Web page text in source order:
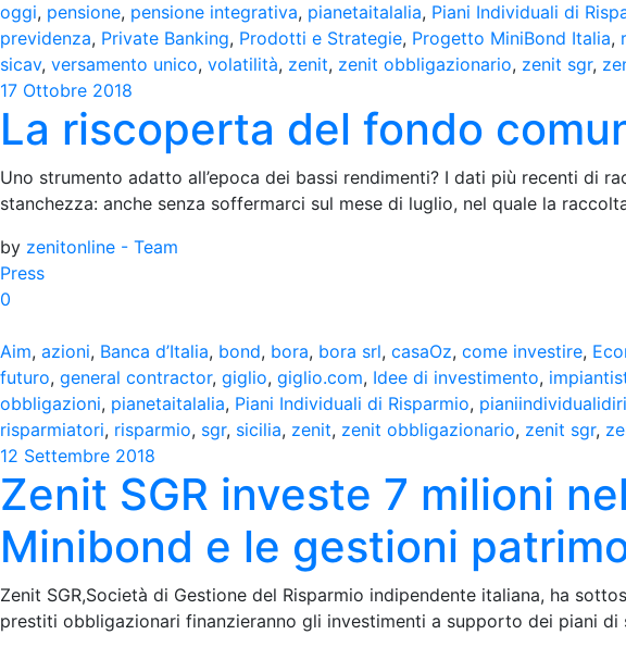
oggi, pensione, pensione integrativa, pianetaitalalia, Piani Individuali di
previdenza, Private Banking, Prodotti e Strategie, Progetto MiniBond Italia,
sicav, versamento unico, volatilità, zenit, zenit obbligazionario, zenit sgr,
17 Ottobre 2018
La riscoperta del fondo
Uno strumento adatto all’epoca dei bassi rendimenti? I dati più recenti di
stanchezza: anche senza soffermarci sul mese di luglio, nel quale la
by zenitonline - Team
Press
0
Aim, azioni, Banca d’Italia, bond, bora, bora srl, casaOz, come investire,
futuro, general contractor, giglio, giglio.com, Idee di investimento,
obbligazioni, pianetaitalalia, Piani Individuali di Risparmio,
risparmiatori, risparmio, sgr, sicilia, zenit, zenit obbligazionario, zenit sgr,
12 Settembre 2018
Zenit SGR investe 7 milioni
Minibond e le gestioni
Zenit SGR,Società di Gestione del Risparmio indipendente italiana, ha
prestiti obbligazionari finanzieranno gli investimenti a supporto dei piani di